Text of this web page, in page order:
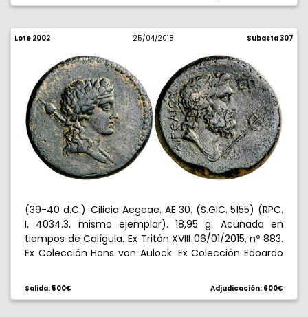
Lote 2002 25/04/2018 Subasta 307
(39-40 d.C.). Cilicia Aegeae. AE 30. (S.GIC. 5155) (RPC.
I, 4034.3, mismo ejemplar). 18,95 g. Acuñada en
tiempos de Calígula. Ex Tritón XVIII 06/01/2015, nº 883.
Ex Colección Hans von Aulock. Ex Colección Edoardo
Salida: 500€ Adjudicación: 600€